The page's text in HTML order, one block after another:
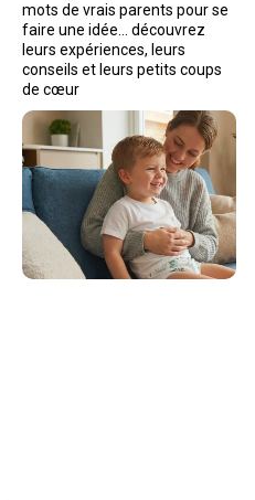
mots de vrais parents pour se
faire une idée… découvrez
leurs expériences, leurs
conseils et leurs petits coups
de cœur